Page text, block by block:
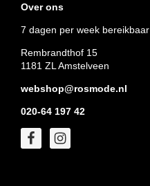
Over ons
7 dagen per week bereikbaar
Rembrandthof 15
1181 ZL Amstelveen
webshop@rosmode.nl
020-64 197 42